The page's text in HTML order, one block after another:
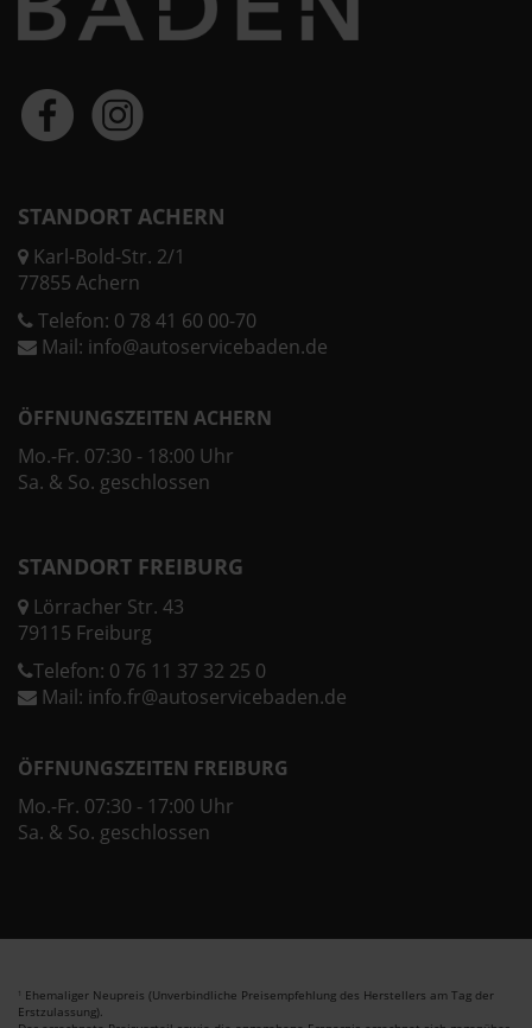
STANDORT ACHERN
Karl-Bold-Str. 2/1
77855 Achern
Telefon: 0 78 41 60 00-70
Mail: info@autoservicebaden.de
ÖFFNUNGSZEITEN ACHERN
Mo.-Fr. 07:30 - 18:00 Uhr
Sa. & So. geschlossen
STANDORT FREIBURG
Lörracher Str. 43
79115 Freiburg
Telefon: 0 76 11 37 32 25 0
Mail: info.fr@autoservicebaden.de
ÖFFNUNGSZEITEN FREIBURG
Mo.-Fr. 07:30 - 17:00 Uhr
Sa. & So. geschlossen
1 Ehemaliger Neupreis (Unverbindliche Preisempfehlung des Herstellers am Tag der
Erstzulassung).